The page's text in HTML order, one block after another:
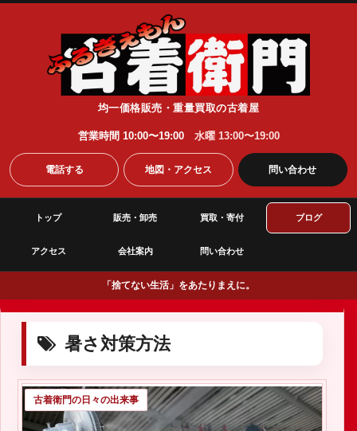
均一価格販売・重量買取の古着屋
営業時間 10:00〜19:00 水曜 13:00〜19:00
電話する 地図・アクセス 問い合わせ
トップ 販売・卸売 買取・寄付 ブログ
アクセス 会社案内 問い合わせ
「捨てない生活」をあたりまえに。
暑さ対策方法
古着衛門の日々の出来事